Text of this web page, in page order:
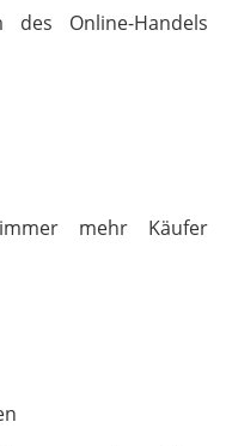
Online-Handels
mehr Käufer